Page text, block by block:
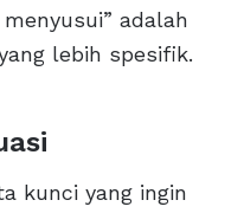
adalah
lebih spesifik.
kunci yang ingin